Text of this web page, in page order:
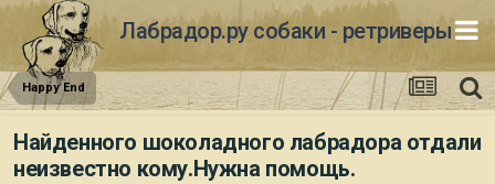
Лабрадор.ру собаки - ретриверы
Happy End
Найденного шоколадного лабрадора отдали
неизвестно кому.Нужна помощь.